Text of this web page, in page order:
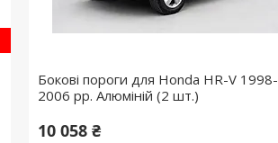
Бокові пороги для Honda HR-V 1998-
2006 рр. Алюміній (2 шт.)
10 058 ₴